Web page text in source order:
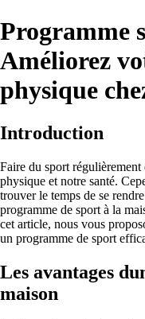
Programme
Améliorez
physique
Introduction
Faire du sport
physique et notre santé.
trouver le temps de se
programme de sport à la
cet article, nous vous
un programme de sport
Les avantages
maison